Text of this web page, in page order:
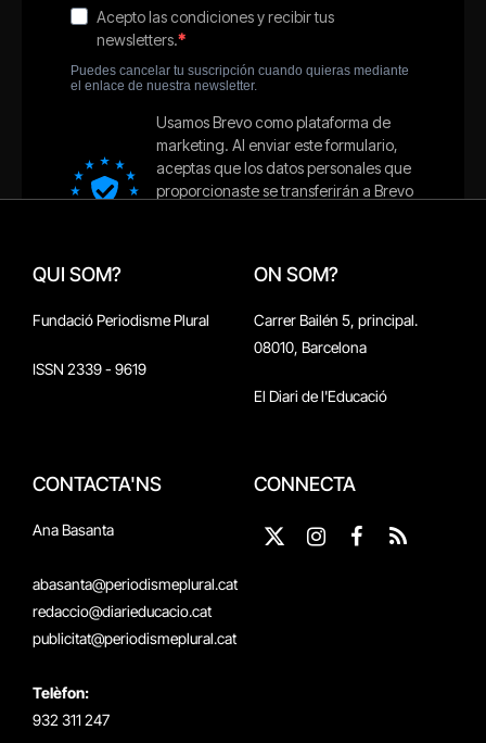
QUI SOM?
Fundació Periodisme Plural
ISSN 2339 - 9619
ON SOM?
Carrer Bailén 5, principal.
08010, Barcelona
El Diari de l'Educació
CONTACTA'NS
Ana Basanta
abasanta@periodismeplural.cat
redaccio@diarieducacio.cat
publicitat@periodismeplural.cat
Telèfon:
932 311 247
CONNECTA
X
Instagram
Facebook
RSS